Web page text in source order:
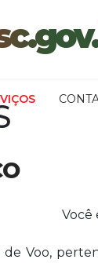
Você
Voo,